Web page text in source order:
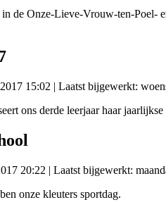
de Onze-Lieve-Vrouw-ten-Poel-
15:02 | Laatst bijgewerkt:
ons derde leerjaar haar
20:22 | Laatst bijgewerkt:
onze kleuters sportdag.